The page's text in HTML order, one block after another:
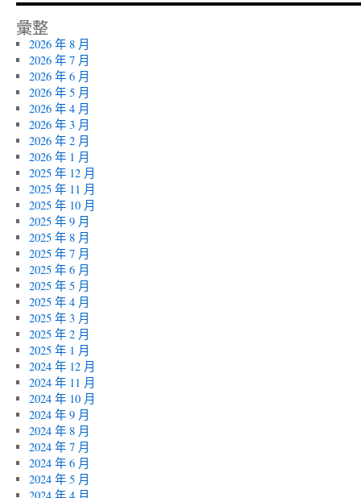
彙整
2026 年 8 月
2026 年 7 月
2026 年 6 月
2026 年 5 月
2026 年 4 月
2026 年 3 月
2026 年 2 月
2026 年 1 月
2025 年 12 月
2025 年 11 月
2025 年 10 月
2025 年 9 月
2025 年 8 月
2025 年 7 月
2025 年 6 月
2025 年 5 月
2025 年 4 月
2025 年 3 月
2025 年 2 月
2025 年 1 月
2024 年 12 月
2024 年 11 月
2024 年 10 月
2024 年 9 月
2024 年 8 月
2024 年 7 月
2024 年 6 月
2024 年 5 月